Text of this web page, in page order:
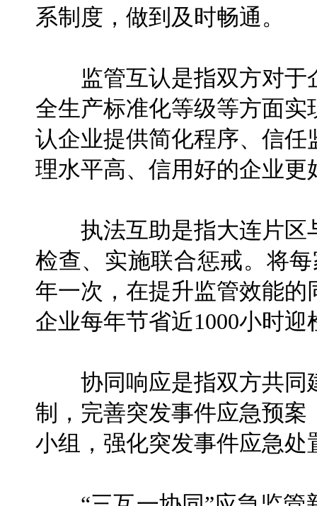
系制度，做到及时畅通。
监管互认是指双方对于
全生产标准化等级等方面
认企业提供简化程序、信
理水平高、信用好的企业
执法互助是指大连片区
检查、实施联合惩戒。将
年一次，在提升监管效能
企业每年节省近1000小时迎
协同响应是指双方共同
制，完善突发事件应急预
小组，强化突发事件应急处